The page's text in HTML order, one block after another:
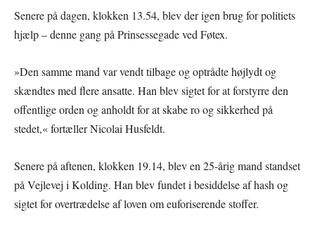
Senere på dagen, klokken 13.54, blev der igen brug for politiets
hjælp – denne gang på Prinsessegade ved Føtex.
»Den samme mand var vendt tilbage og optrådte højlydt og
skændtes med flere ansatte. Han blev sigtet for at forstyrre den
offentlige orden og anholdt for at skabe ro og sikkerhed på
stedet,« fortæller Nicolai Husfeldt.
Senere på aftenen, klokken 19.14, blev en 25-årig mand standset
på Vejlevej i Kolding. Han blev fundet i besiddelse af hash og
sigtet for overtrædelse af loven om euforiserende stoffer.